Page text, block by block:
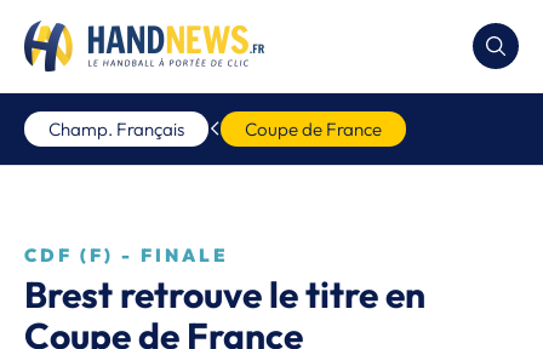
Champ. Français Coupe de France
CDF (F) - FINALE
Brest retrouve le titre en
Coupe de France